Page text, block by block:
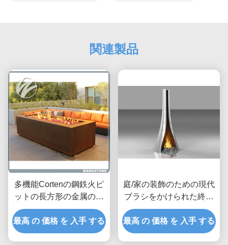
関連製品
多機能Cortenの鋼鉄火ピ
ットの長方形の金属の庭
の火ピットの金属の彫刻
最高 の 価格 を 入手 する
庭/家の装飾のための現代
ブラシをかけられた終わ
りの火ピットのモダンな
デザイン
最高 の 価格 を 入手 する